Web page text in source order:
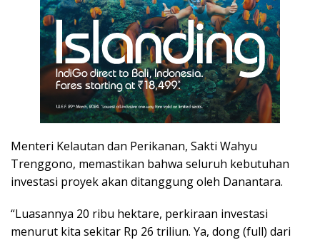
Menteri Kelautan dan Perikanan, Sakti Wahyu
Trenggono, memastikan bahwa seluruh kebutuhan
investasi proyek akan ditanggung oleh Danantara.
“Luasannya 20 ribu hektare, perkiraan investasi
menurut kita sekitar Rp 26 triliun. Ya, dong (full) dari